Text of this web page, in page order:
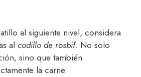
al siguiente nivel, considera
al codillo de rosbif. No solo
sino que también
la carne.